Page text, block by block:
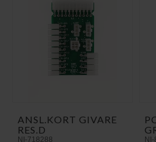
ANSL.KORT GIVARE
RES.D
NI-718288